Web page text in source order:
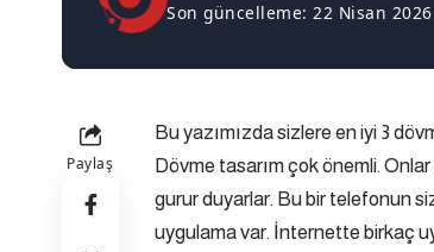
Son güncelleme: 22 Nisan
Paylaş
Bu yazımızda sizlere en iyi 3
Dövme tasarım çok önemli.
gurur duyarlar. Bu bir telefonun
uygulama var. İnternette birkaç